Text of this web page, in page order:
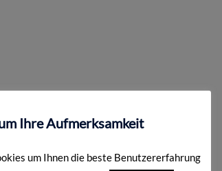
Ihre Aufmerksamkeit
um Ihnen die beste Benutzererfahrung